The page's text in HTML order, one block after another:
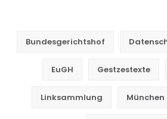
Bundesgerichtshof
EuGH Gestzestexte
Linksammlung München